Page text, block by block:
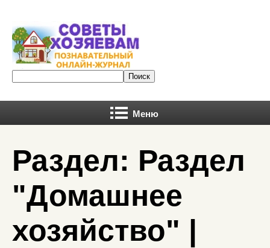
Меню
Раздел: Раздел
"Домашнее
хозяйство" |